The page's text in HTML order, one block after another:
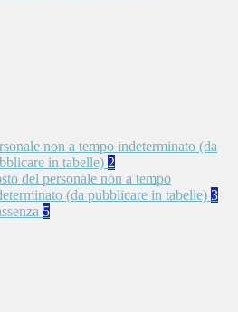
non a tempo indeterminato (da
in tabelle) 2
del personale non a tempo
(da pubblicare in tabelle) 3
5